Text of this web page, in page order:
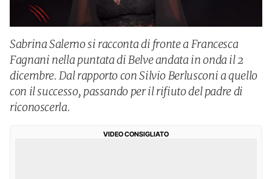
Sabrina Salerno si racconta di fronte a Francesca
Fagnani nella puntata di Belve andata in onda il 2
dicembre. Dal rapporto con Silvio Berlusconi a quello
con il successo, passando per il rifiuto del padre di
riconoscerla.
VIDEO CONSIGLIATO